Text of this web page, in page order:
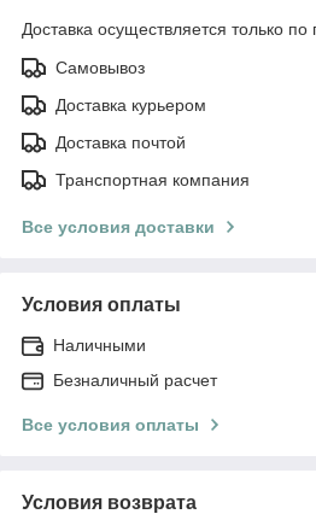
Доставка осуществляется только по
Самовывоз
Доставка курьером
Доставка почтой
Транспортная компания
Все условия доставки
Условия оплаты
Наличными
Безналичный расчет
Все условия оплаты
Условия возврата